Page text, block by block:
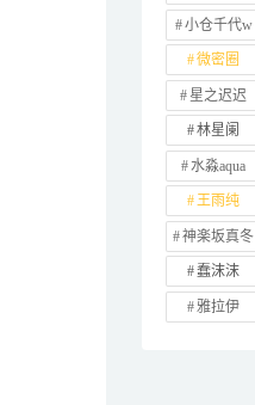
小仓千代w
微密圈
星之迟迟
林星阑
水淼aqua
王雨纯
神楽坂真冬
蠢沫沫
雅拉伊